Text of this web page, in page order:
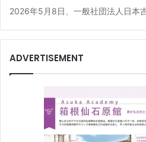
2026年5月8日、一般社団法人日本
ADVERTISEMENT